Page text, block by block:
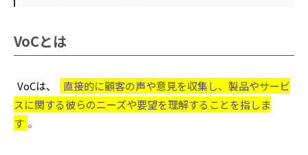
VoCとは
VoCは、
直接的に顧客の声や意見を収集し、製品やサービ
スに関する彼らのニーズや要望を理解することを指しま
す 。